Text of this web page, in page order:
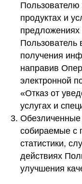
продуктах и
предложениях
Пользователь
получения
направив
электронной
«Отказ от
услугах и
собираемые с
статистики,
действиях
улучшения